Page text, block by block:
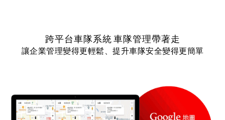
跨平台車隊系統 車隊管理帶著走
讓企業管理變得更輕鬆、提升車隊安全變得更簡單